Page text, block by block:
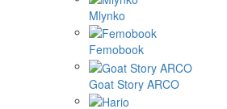
Mlynko
Femobook
Goat Story ARCO